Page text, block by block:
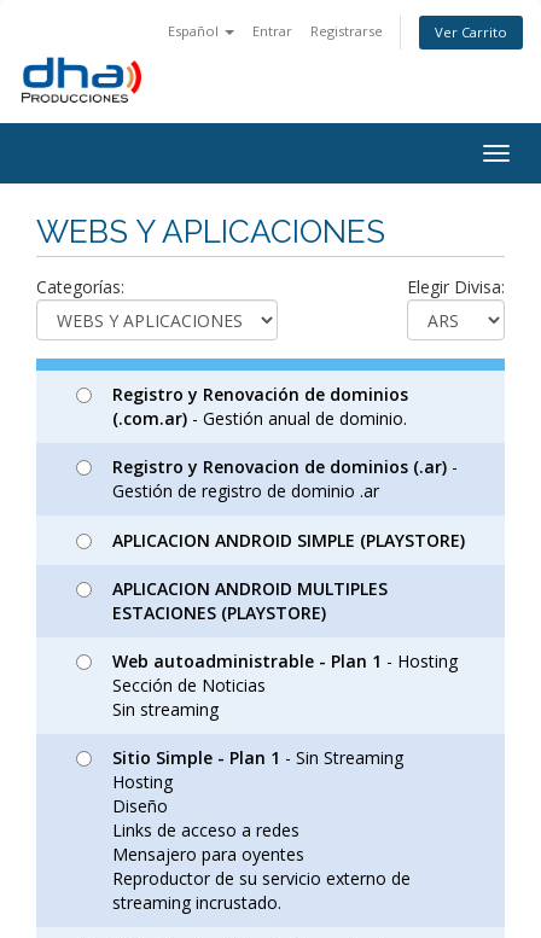
Español Entrar Registrarse Ver Carrito
WEBS Y APLICACIONES
Categorías: Elegir Divisa:
Registro y Renovación de dominios
(.com.ar) - Gestión anual de dominio.
Registro y Renovacion de dominios (.ar) -
Gestión de registro de dominio .ar
APLICACION ANDROID SIMPLE (PLAYSTORE)
APLICACION ANDROID MULTIPLES
ESTACIONES (PLAYSTORE)
Web autoadministrable - Plan 1 - Hosting
Sección de Noticias
Sin streaming
Sitio Simple - Plan 1 - Sin Streaming
Hosting
Diseño
Links de acceso a redes
Mensajero para oyentes
Reproductor de su servicio externo de
streaming incrustado.